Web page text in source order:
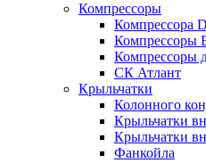
Компрессоры
Компрессора
Компрессоры
СК Атлант
Крыльчатки
Колонного
Крыльчатки
Крыльчатки
Фанкойла